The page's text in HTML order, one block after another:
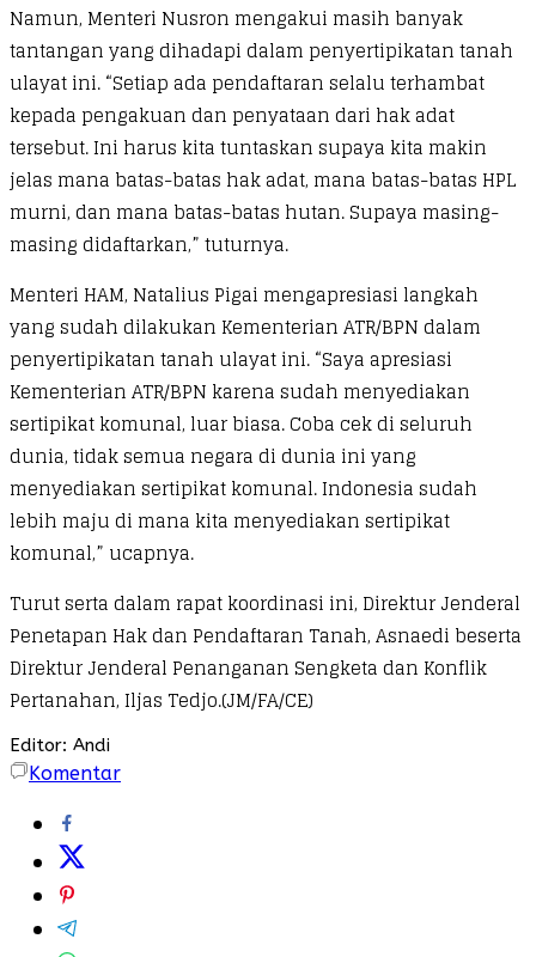
Namun, Menteri Nusron mengakui masih banyak
tantangan yang dihadapi dalam penyertipikatan tanah
ulayat ini. “Setiap ada pendaftaran selalu terhambat
kepada pengakuan dan penyataan dari hak adat
tersebut. Ini harus kita tuntaskan supaya kita makin
jelas mana batas-batas hak adat, mana batas-batas HPL
murni, dan mana batas-batas hutan. Supaya masing-
masing didaftarkan,” tuturnya.
Menteri HAM, Natalius Pigai mengapresiasi langkah
yang sudah dilakukan Kementerian ATR/BPN dalam
penyertipikatan tanah ulayat ini. “Saya apresiasi
Kementerian ATR/BPN karena sudah menyediakan
sertipikat komunal, luar biasa. Coba cek di seluruh
dunia, tidak semua negara di dunia ini yang
menyediakan sertipikat komunal. Indonesia sudah
lebih maju di mana kita menyediakan sertipikat
komunal,” ucapnya.
Turut serta dalam rapat koordinasi ini, Direktur Jenderal
Penetapan Hak dan Pendaftaran Tanah, Asnaedi beserta
Direktur Jenderal Penanganan Sengketa dan Konflik
Pertanahan, Iljas Tedjo.(JM/FA/CE)
Editor: Andi
Komentar